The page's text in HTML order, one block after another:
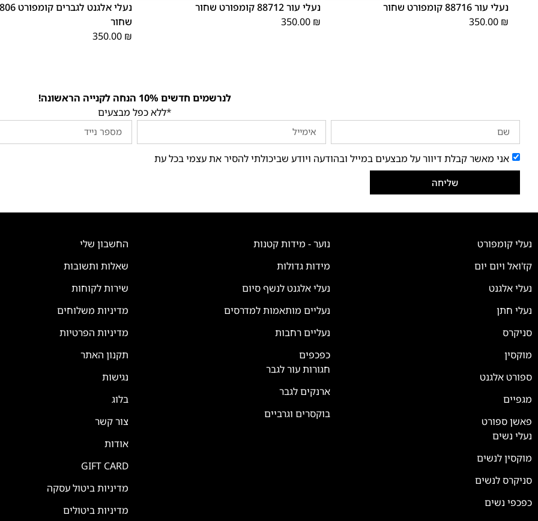
נעלי עור 88716 קומפורט שחור
350.00 ₪
נעלי עור 88712 קומפורט שחור
350.00 ₪
שחור
350.00 ₪
לנרשמים חדשים 10% הנחה לקנייה הראשונה!
*ללא כפל מבצעים
אני מאשר קבלת דיוור על מבצעים במייל ובהודעה ויודע שביכולתי להסיר את עצמי בכל עת
שליחה
נעלי קומפורט
קז'ואל ויום יום
נעלי אלגנט
נעלי חתן
סניקרס
מוקסין
ספורט אלגנט
מגפיים
פאשן ספורט
נעלי נשים
מוקסין לנשים
סניקרס לנשים
כפכפי נשים
נוער - מידות קטנות
מידות גדולות
נעלי אלגנט לנשף סיום
נעליים מותאמות למדרסים
נעליים רחבות
כפכפים
חגורות עור לגבר
ארנקים לגבר
בוקסרים וגרביים
החשבון שלי
שאלות ותשובות
שירות לקוחות
מדיניות משלוחים
מדיניות הפרטיות
תקנון האתר
נגישות
בלוג
צור קשר
אודות
GIFT CARD
מדיניות ביטול עסקה
מדיניות ביטולים
💬